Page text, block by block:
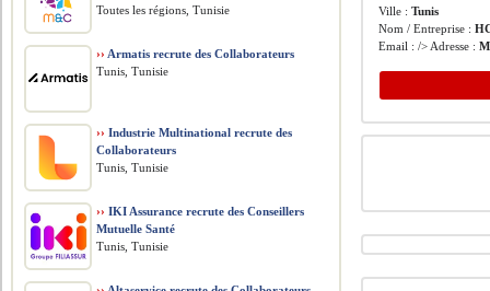
Ville :Tunis
Nom / Entreprise :
Email : /> Adresse :
Toutes les régions, Tunisie
›› Armatis recrute des Collaborateurs
Tunis, Tunisie
›› Industrie Multinational recrute des
Collaborateurs
Tunis, Tunisie
›› IKI Assurance recrute des Conseillers
Mutuelle Santé
Tunis, Tunisie